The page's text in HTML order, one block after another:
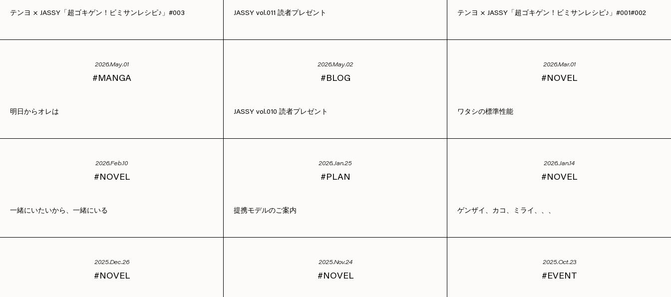
テンヨ × JASSY「超ゴキゲン！ビミサンレシピ♪」#003 JASSY vol.011 読者プレゼント テンヨ × JASSY「超ゴキゲン！ビミサンレシピ♪」#001#002
2026.May.01
MANGA
明日からオレは
2026.May.02
BLOG
JASSY vol.010 読者プレゼント
2026.Mar.01
NOVEL
ワタシの標準性能
2026.Feb.10
NOVEL
一緒にいたいから、一緒にいる
2026.Jan.25
PLAN
提携モデルのご案内
2026.Jan.14
NOVEL
ゲンザイ、カコ、ミライ、、、
2025.Dec.26
NOVEL
2025.Nov.24
NOVEL
2025.Oct.23
EVENT